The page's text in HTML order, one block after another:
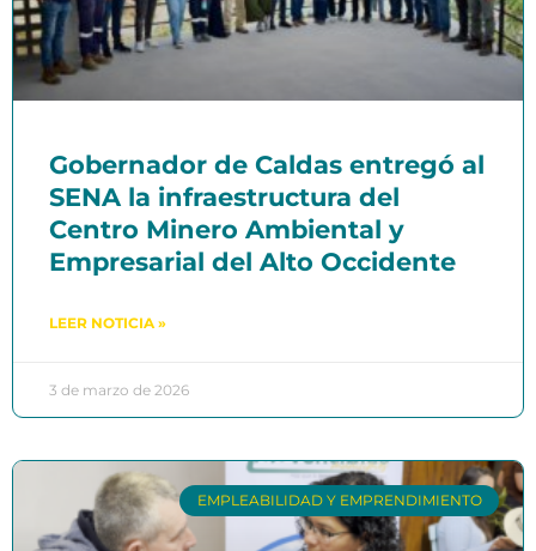
Gobernador de Caldas entregó al
SENA la infraestructura del
Centro Minero Ambiental y
Empresarial del Alto Occidente
LEER NOTICIA »
3 de marzo de 2026
EMPLEABILIDAD Y EMPRENDIMIENTO